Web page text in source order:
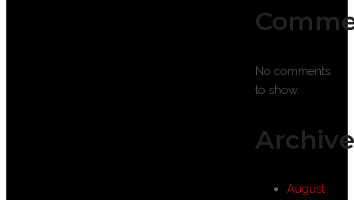
No comments
to show.
August